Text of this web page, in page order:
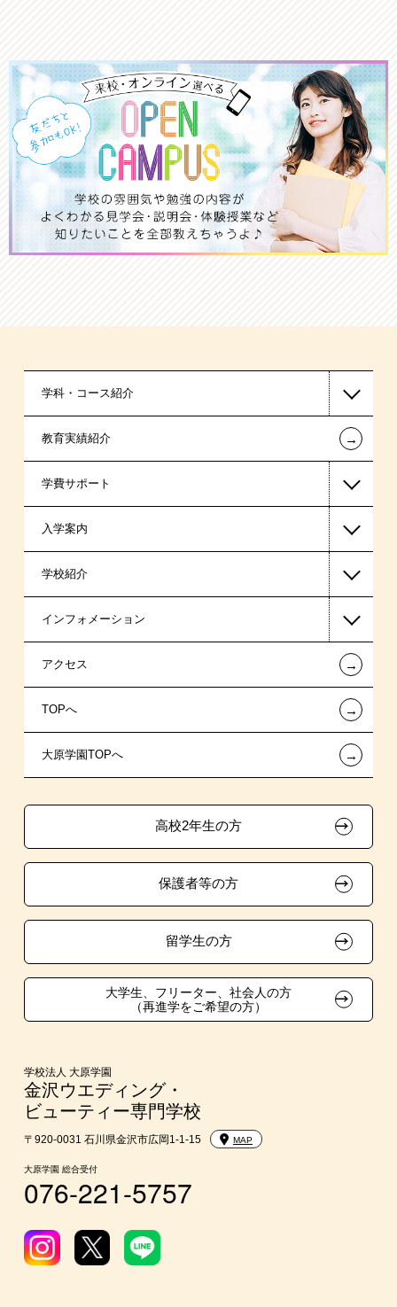
学科・コース紹介
ブライダル系
ビューティー系
教育実績紹介 ←
学費サポート
高等教育の修学支援新制度
日本学生支援機構の奨学金
日本政策金融公庫（国の教育ローン）
提携教育ローン
試験による特待生制度
取得資格による特待生制度
入学案内
一般入学
AO入学制度
特別推薦入学
推薦入学
ボランティア・クラブ・
生徒会活動推薦入学
学費
入学前のお勧め学習システム
大学・短大・公務員併願制度
親族紹介制度
学校紹介
在校生からあなたへ
夢を叶えた先輩たち
施設・研修所
学生寮・マンションのご案内
大原学園グループ案内
インフォメーション
お知らせ・新着情報
在校生へのお知らせ
各種証明書の発行ご希望の方
採用ご担当の方
アクセス ←
TOPへ ←
大原学園TOPへ ←
高校2年生の方
保護者等の方
留学生の方
大学生、フリーター、社会人の方
（再進学をご希望の方）
学校法人 大原学園
金沢ウエディング・
ビューティー専門学校
〒920-0031 石川県金沢市広岡1-1-15 MAP
大原学園 総合受付
076-221-5757